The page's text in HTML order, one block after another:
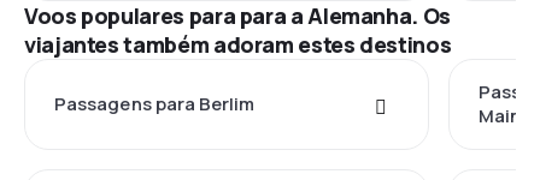
Voos populares para para a Alemanha. Os
viajantes também adoram estes destinos
Passagens para Berlim
Main